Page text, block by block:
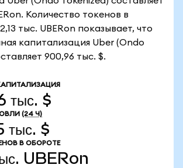
Количество токенов в
тыс. UBERon показывает, что
капитализация Uber (Ondo
900,96 тыс. $.
тыс. $
(24 Ч)
тыс. $
В ОБОРОТЕ
UBERon